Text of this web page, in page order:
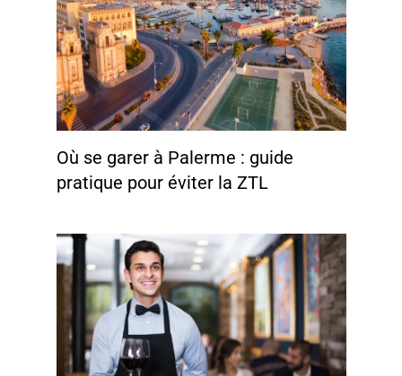
Où se garer à Palerme : guide
pratique pour éviter la ZTL